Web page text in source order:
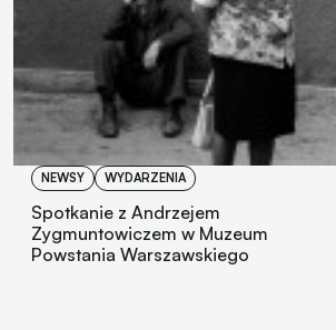
NEWSY WYDARZENIA
Spotkanie z Andrzejem
Zygmuntowiczem w Muzeum
Powstania Warszawskiego